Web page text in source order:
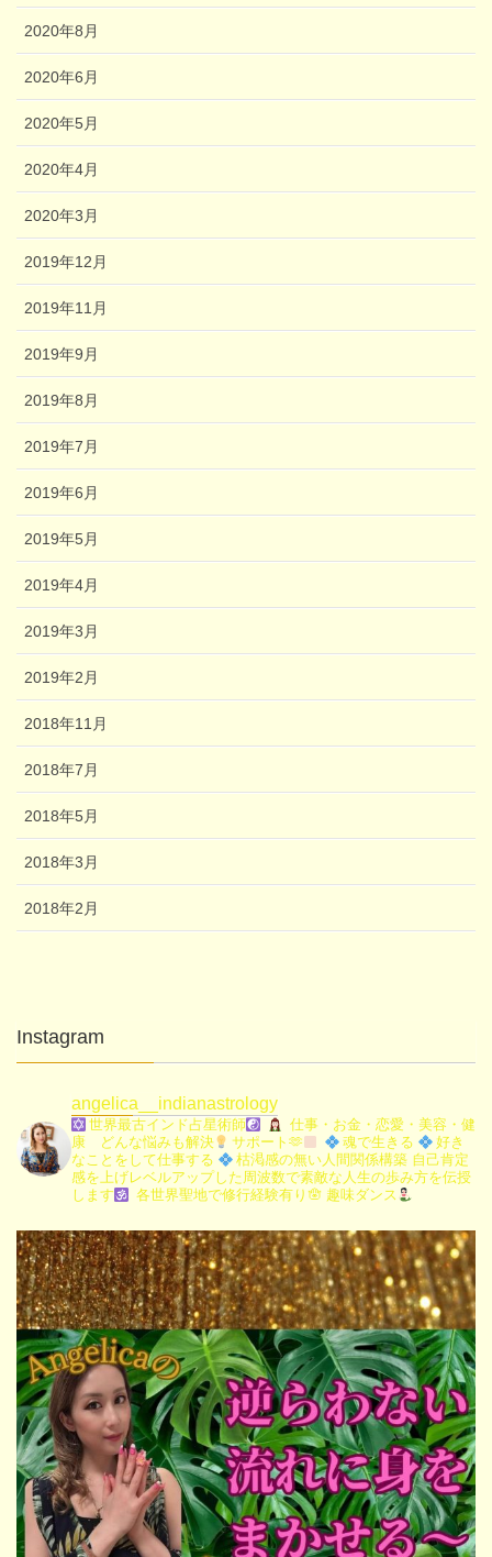
2020年8月
2020年6月
2020年5月
2020年4月
2020年3月
2019年12月
2019年11月
2019年9月
2019年8月
2019年7月
2019年6月
2019年5月
2019年4月
2019年3月
2019年2月
2018年11月
2018年7月
2018年5月
2018年3月
2018年2月
Instagram
angelica__indianastrology
世界最古インド占星術師
仕事・お金・恋愛・美容・健
康 どんな悩みも解決
サポート🫶 魂で生きる
好き
なことをして仕事する
枯渇感の無い人間関係構築 自己肯定
感を上げレベルアップした周波数で素敵な人生の歩み方を伝授
します
各世界聖地で修行経験有り🪬 趣味ダンス